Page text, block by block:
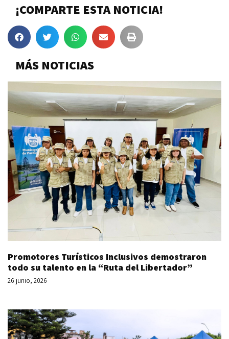
¡COMPARTE ESTA NOTICIA!
MÁS NOTICIAS
Promotores Turísticos Inclusivos demostraron
todo su talento en la “Ruta del Libertador”
26 junio, 2026